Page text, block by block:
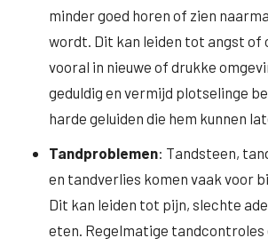
minder goed horen of zien
wordt. Dit kan leiden tot angst of
vooral in nieuwe of drukke
geduldig en vermijd plotselinge
harde geluiden die hem kunnen
Tandproblemen: Tandsteen,
en tandverlies komen vaak voor
Dit kan leiden tot pijn, slechte
eten. Regelmatige tandcontroles